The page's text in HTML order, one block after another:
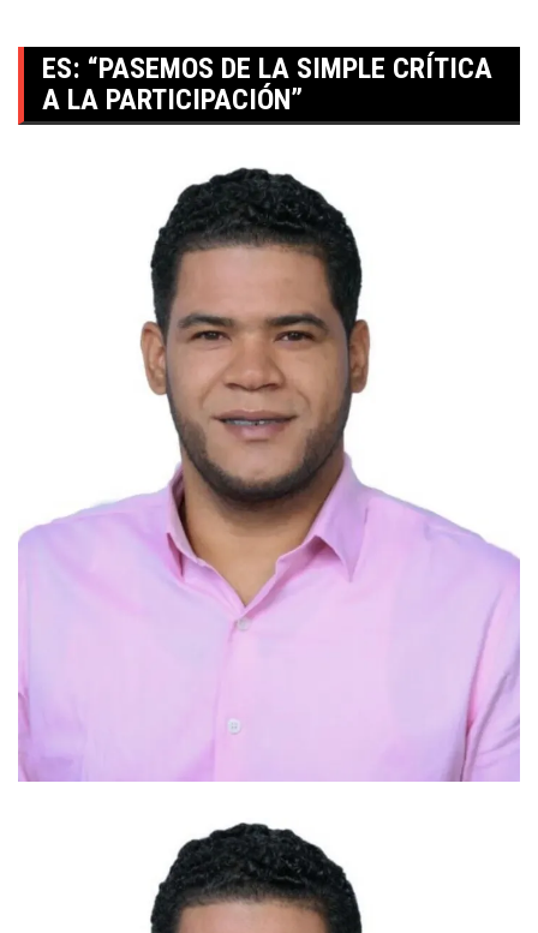
ES: “PASEMOS DE LA SIMPLE CRÍTICA
A LA PARTICIPACIÓN”